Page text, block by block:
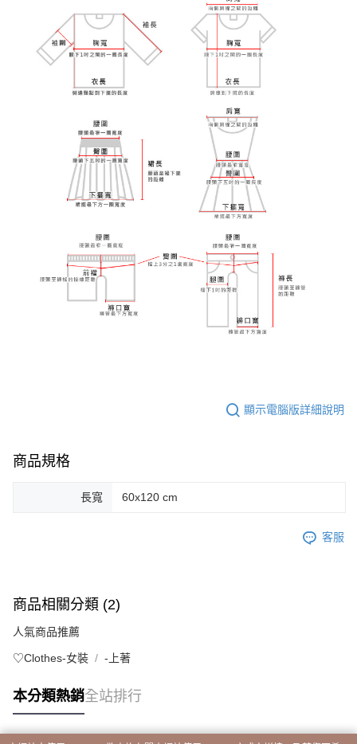
顯示電腦版詳細說明
商品規格
長寬 60x120 cm
客服
商品相關分類 (2)
人氣商品推薦
♡Clothes-女裝 -上著
本分類熱銷全站排行